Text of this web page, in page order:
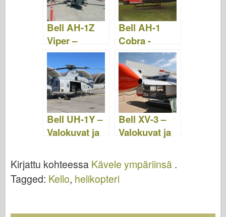
Bell AH-1Z
Viper –
Valokuvat &
Video
Bell AH-1
Cobra -
Valokuvat ja
video
Bell UH-1Y –
Valokuvat ja
Bell XV-3 –
Valokuvat ja
Kirjattu kohteessa Kävele ympäriinsä .
Tagged: Kello, helikopteri